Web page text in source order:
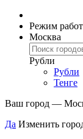
Режим
Москва
Рубли
Рубли
Тенге
Ваш город —
Да Изменить